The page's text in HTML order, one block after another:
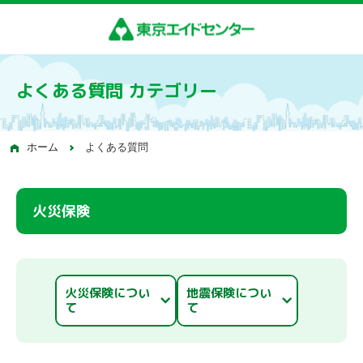
よくある質問 カテゴリー
ホーム よくある質問
火災保険
火災保険につい
て
地震保険につい
て